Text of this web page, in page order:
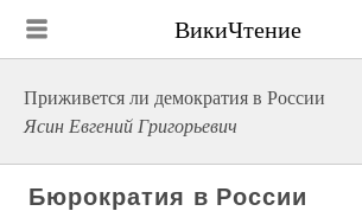
ВикиЧтение
Приживется ли демократия в России
Ясин Евгений Григорьевич
Бюрократия в России